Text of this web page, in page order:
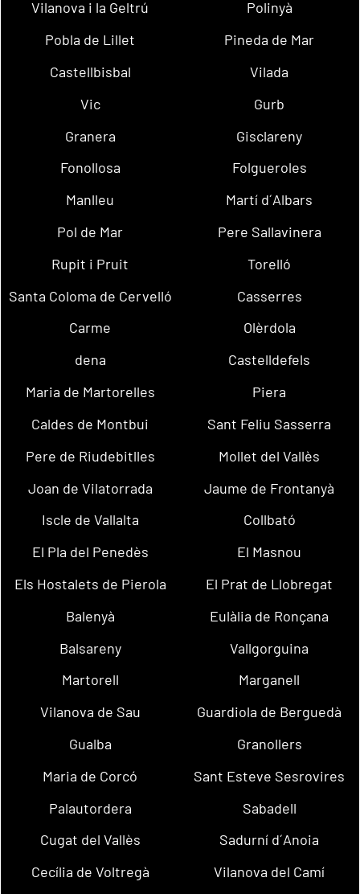
Vilanova i la Geltrú
Polinyà
Pobla de Lillet
Pineda de Mar
Castellbisbal
Vilada
Vic
Gurb
Granera
Gisclareny
Fonollosa
Folgueroles
Manlleu
Martí d´Albars
Pol de Mar
Pere Sallavinera
Rupit i Pruit
Torelló
Santa Coloma de Cervelló
Casserres
Carme
Olèrdola
dena
Castelldefels
Maria de Martorelles
Piera
Caldes de Montbui
Sant Feliu Sasserra
Pere de Riudebitlles
Mollet del Vallès
Joan de Vilatorrada
Jaume de Frontanyà
Iscle de Vallalta
Collbató
El Pla del Penedès
El Masnou
Els Hostalets de Pierola
El Prat de Llobregat
Balenyà
Eulàlia de Ronçana
Balsareny
Vallgorguina
Martorell
Marganell
Vilanova de Sau
Guardiola de Berguedà
Gualba
Granollers
Maria de Corcó
Sant Esteve Sesrovires
Palautordera
Sabadell
Cugat del Vallès
Sadurní d´Anoia
Cecília de Voltregà
Vilanova del Camí